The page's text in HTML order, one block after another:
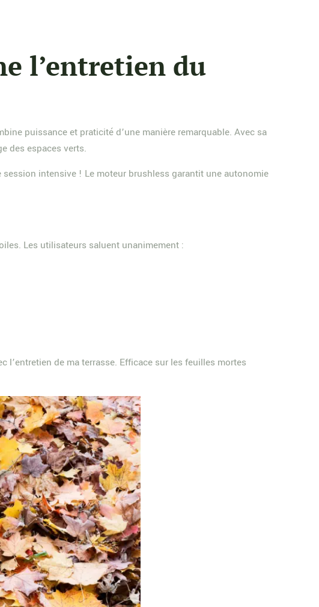
l’entretien du
puissance et praticité d’une manière remarquable. Avec sa
des espaces verts.
session intensive ! Le moteur brushless garantit une autonomie
Les utilisateurs saluent unanimement :
l’entretien de ma terrasse. Efficace sur les feuilles mortes